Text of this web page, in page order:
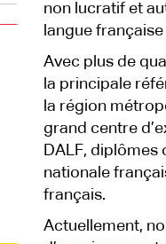
non lucratif et
langue
Avec plus de
la principale
la région
grand centre
DALF, diplômes
nationale
français.
Actuellement,